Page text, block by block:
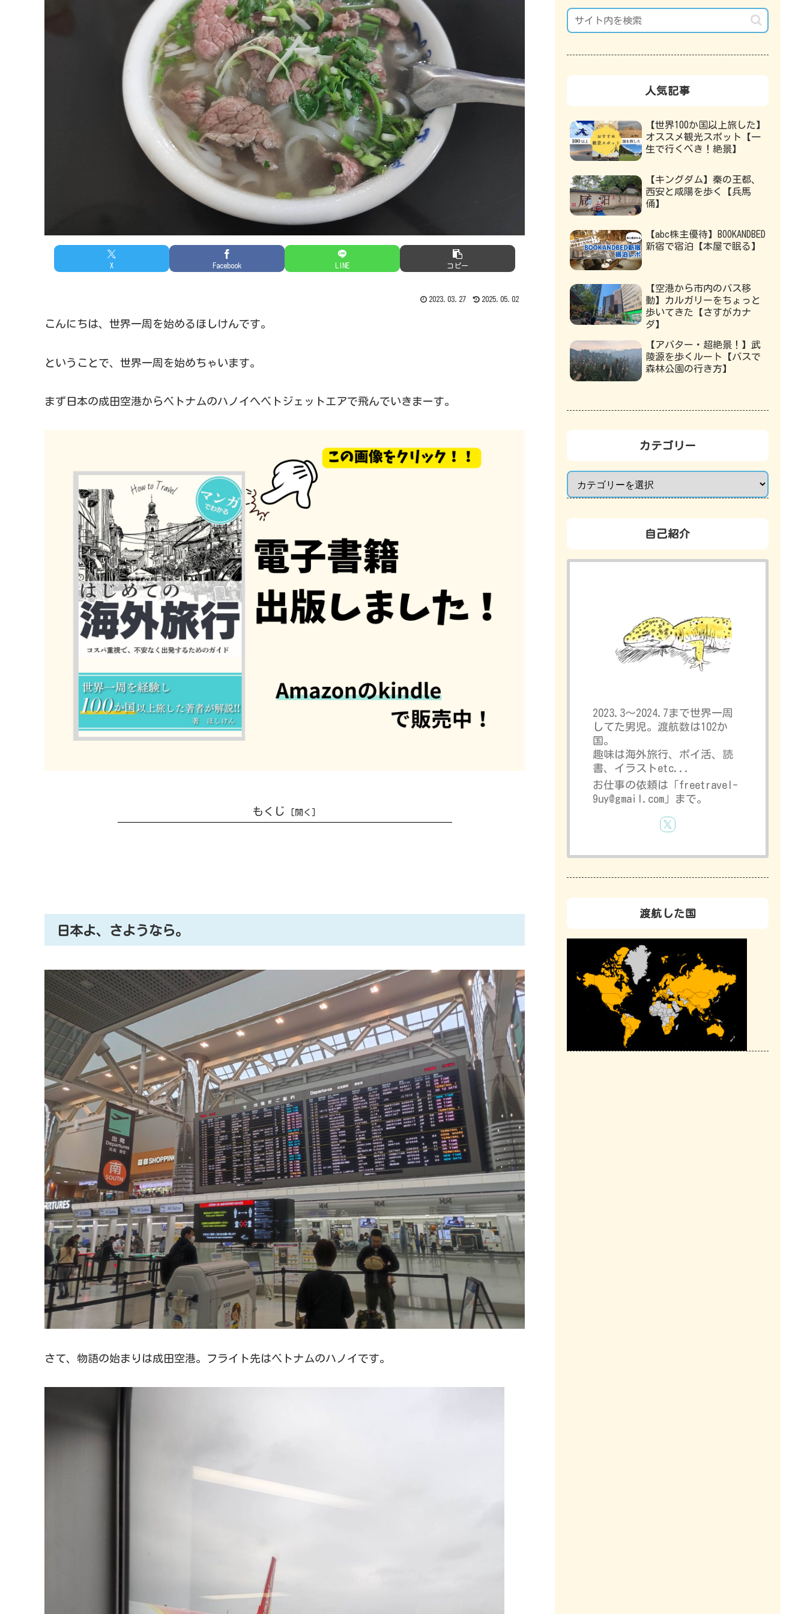
X Facebook LINE コピー
2023.03.27 2025.05.02
こんにちは、世界一周を始めるほしけんです。
ということで、世界一周を始めちゃいます。
まず日本の成田空港からベトナムのハノイへベトジェットエアで飛んでいきまーす。
もくじ
日本よ、さようなら。
さて、物語の始まりは成田空港。フライト先はベトナムのハノイです。
人気記事
【世界100か国以上旅した】
オススメ観光スポット【一
生で行くべき！絶景】
【キングダム】秦の王都、
西安と咸陽を歩く【兵馬
俑】
【abc株主優待】BOOKANDBED
新宿で宿泊【本屋で眠る】
【空港から市内のバス移
動】カルガリーをちょっと
歩いてきた【さすがカナ
ダ】
【アバター・超絶景！】武
陵源を歩くルート【バスで
森林公園の行き方】
カテゴリー
自己紹介
2023.3～2024.7まで世界一周
してた男児。渡航数は102か
国。
趣味は海外旅行、ポイ活、読
書、イラストetc...
お仕事の依頼は「freetravel-
9uy@gmail.com」まで。
渡航した国